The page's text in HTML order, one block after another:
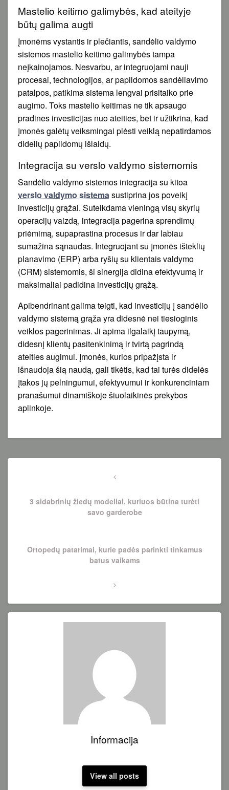
Mastelio keitimo galimybės, kad ateityje
būtų galima augti
Įmonėms vystantis ir plečiantis, sandėlio valdymo
sistemos mastelio keitimo galimybės tampa
neįkainojamos. Nesvarbu, ar integruojami nauji
procesai, technologijos, ar papildomos sandėliavimo
patalpos, patikima sistema lengvai prisitaiko prie
augimo. Toks mastelio keitimas ne tik apsaugo
pradines investicijas nuo ateities, bet ir užtikrina, kad
įmonės galėtų veiksmingai plėsti veiklą nepatirdamos
didelių papildomų išlaidų.
Integracija su verslo valdymo sistemomis
Sandėlio valdymo sistemos integracija su kitoa
verslo valdymo sistemasustiprina jos poveikį
investicijų grąžai. Suteikdama vieningą visų skyrių
operacijų vaizdą, integracija pagerina sprendimų
priėmimą, supaprastina procesus ir dar labiau
sumažina sąnaudas. Integruojant su įmonės išteklių
planavimo (ERP) arba ryšių su klientais valdymo
(CRM) sistemomis, ši sinergija didina efektyvumą ir
maksimaliai padidina investicijų grąžą.
Apibendrinant galima teigti, kad investicijų į sandėlio
valdymo sistemą grąža yra didesnė nei tiesioginis
veiklos pagerinimas. Ji apima ilgalaikį taupymą,
didesnį klientų pasitenkinimą ir tvirtą pagrindą
ateities augimui. Įmonės, kurios pripažįsta ir
išnaudoja šią naudą, gali tikėtis, kad tai turės didelės
įtakos jų pelningumui, efektyvumui ir konkurenciniam
pranašumui dinamiškoje šiuolaikinės prekybos
aplinkoje.
Navigacija
Previous
3 sidabrinių žiedų modeliai, kuriuos būtina turėti
savo garderobe
Next
Ortopedų patarimai, kurie padės parinkti tinkamus
batus vaikams
Informacija
View all posts